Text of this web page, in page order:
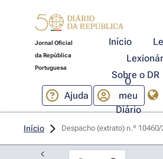
Jornal Oficial
da República
Portuguesa
Início
Sobre o DR
Ajuda
O
meu
Diário
Início Despacho (extrato) n.º 10460/